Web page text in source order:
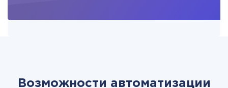
Возможности автоматизации